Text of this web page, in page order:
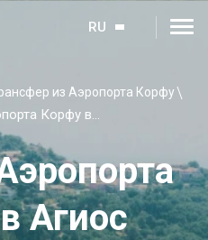
RU
из Аэропорта Корфу
Такси из Аэропорта Корфу в Агиос Гордиос
Агиос